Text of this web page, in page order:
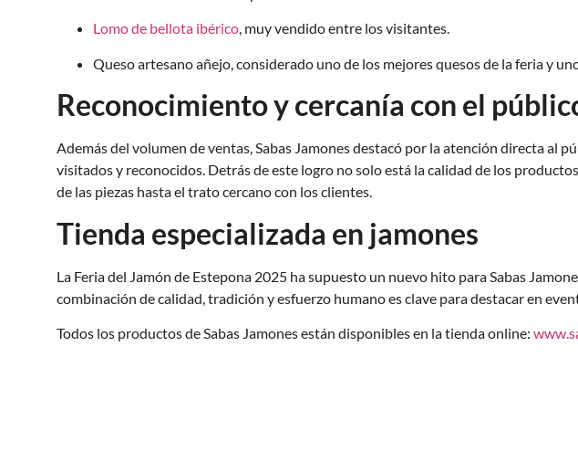
Lomo de bellota ibérico, muy vendido entre los visitantes.
Queso artesano añejo, considerado uno de los mejores quesos de la feria y
Reconocimiento y cercanía con el
Además del volumen de ventas, Sabas Jamones destacó por la atención directa al
visitados y reconocidos. Detrás de este logro no solo está la calidad de los
de las piezas hasta el trato cercano con los clientes.
Tienda especializada en jamones
La Feria del Jamón de Estepona 2025 ha supuesto un nuevo hito para Sabas
combinación de calidad, tradición y esfuerzo humano es clave para destacar en
Todos los productos de Sabas Jamones están disponibles en la tienda online: